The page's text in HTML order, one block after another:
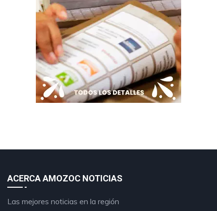
ACERCA AMOZOC NOTICIAS
Las mejores noticias en la región